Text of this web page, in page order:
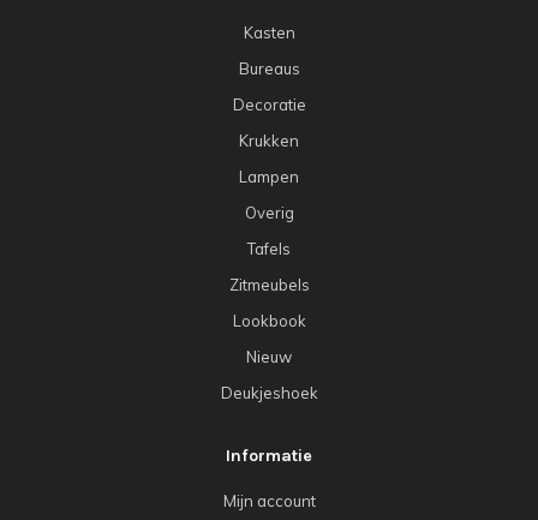
Kasten
Bureaus
Decoratie
Krukken
Lampen
Overig
Tafels
Zitmeubels
Lookbook
Nieuw
Deukjeshoek
Informatie
Mijn account